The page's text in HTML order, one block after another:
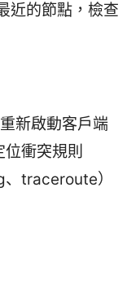
近的節點，檢查
新啟動客戶端
衝突規則
traceroute）